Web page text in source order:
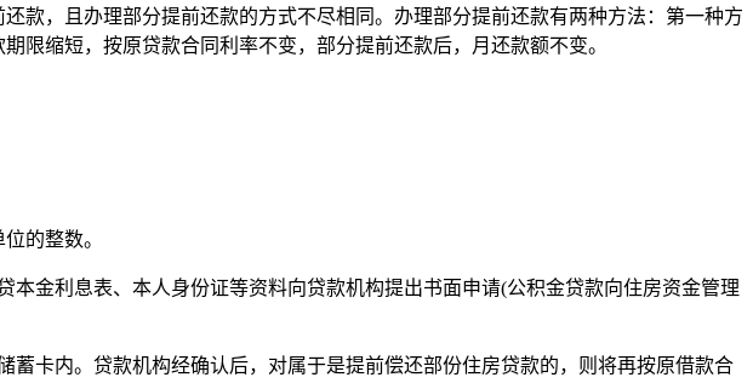
款，且办理部分提前还款的方式不尽相同。办理部分提前还款有两种方法：第一种方
限缩短，按原贷款合同利率不变，部分提前还款后，月还款额不变。
的整数。
金利息表、本人身份证等资料向贷款机构提出书面申请(公积金贷款向住房资金管理
卡内。贷款机构经确认后，对属于是提前偿还部份住房贷款的，则将再按原借款合